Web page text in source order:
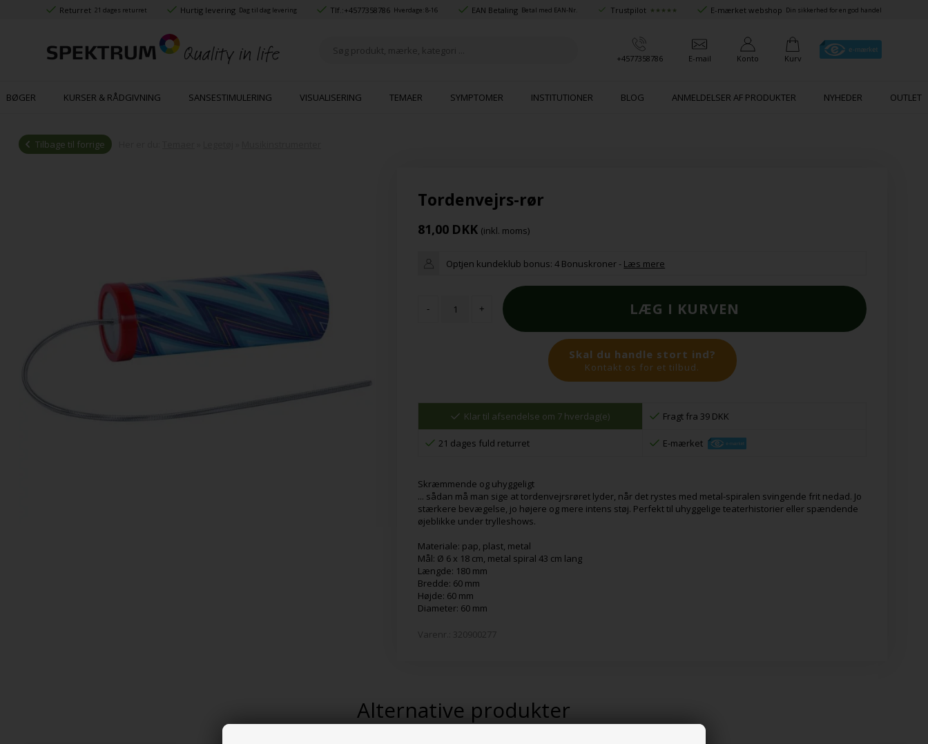
Returret 21 dages returret Hurtig levering Dag til dag levering Tlf.:+4577358786 Hverdage: 8-16 EAN Betaling Betal med EAN-Nr. Trustpilot ★★★★★ E-mærket webshop Din sikkerhed for en god handel
+4577358786 E-mail Konto Kurv
BØGER KURSER & RÅDGIVNING SANSESTIMULERING VISUALISERING TEMAER SYMPTOMER INSTITUTIONER BLOG ANMELDELSER AF PRODUKTER NYHEDER OUTLET
Tilbage til forrige
Tordenvejrs-rør
81,00 DKK (inkl. moms)
Optjen kundeklub bonus:4 Bonuskroner - Læs mere
- +
Skal du handle stort ind?
Kontakt os for et tilbud.
Klar til afsendelse om 7 hverdag(e) Fragt fra 39 DKK
21 dages fuld returret E-mærket
Skræmmende og uhyggeligt
... sådan må man sige at tordenvejrsrøret lyder, når det rystes med metal-spiralen svingende frit nedad. Jo
stærkere bevægelse, jo højere og mere intens støj. Perfekt til uhyggelige teaterhistorier eller spændende
øjeblikke under trylleshows.
Materiale: pap, plast, metal
Mål: Ø 6 x 18 cm, metal spiral 43 cm lang
Længde: 180 mm
Bredde: 60 mm
Højde: 60 mm
Diameter: 60 mm
Varenr.: 320900277
Alternative produkter